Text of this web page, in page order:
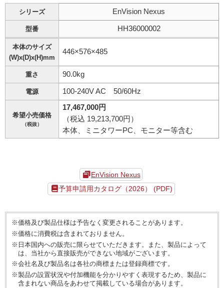
シリーズ EnVision Nexus
型番 HH36000002
本体のサイズ
(W)x(D)x(H)mm
446×576×485
重さ 90.0kg
電源 100-240V AC 50/60Hz
希望小売価格
（税抜）
17,467,000円
（税込 19,213,700円）
本体、ミニタワーPC、モニター等含む
EnVision Nexus
予算申請用カタログ（2026） (PDF)
※価格及び製品仕様は予告なく変更されることがあります。
※価格に消費税は含まれておりません。
※日本国内への販売に限らせていただきます。また、製品によって
は、当社から直接販売ができない地域がございます。
※会社名及び製品名は各社の商標または登録商標です。
※製品の設置状況や付加機能を分かりやすく表現するため、製品に
含まれない商品をあわせて掲載している場合があります。